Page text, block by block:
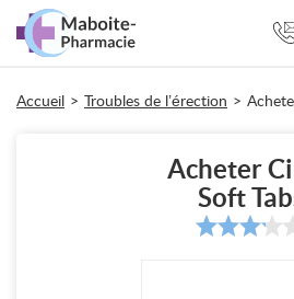
Accueil > Troubles de l’érection >
Acheter
Soft